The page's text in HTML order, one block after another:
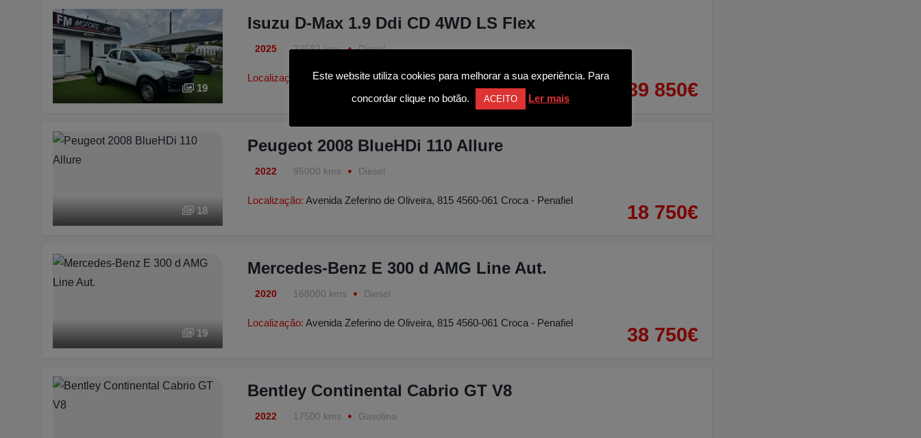
19
Isuzu D-Max 1.9 Ddi CD 4WD LS Flex
2025 23682 kms Diesel
Localização: Avenida Zeferino de Oliveira, 815 4560-061 Croca - Penafiel
39 850€
18
Peugeot 2008 BlueHDi 110 Allure
2022 95000 kms Diesel
Localização: Avenida Zeferino de Oliveira, 815 4560-061 Croca - Penafiel
18 750€
19
Mercedes-Benz E 300 d AMG Line Aut.
2020 168000 kms Diesel
Localização: Avenida Zeferino de Oliveira, 815 4560-061 Croca - Penafiel
38 750€
Bentley Continental Cabrio GT V8
2022 17500 kms Gasolina
Este website utiliza cookies para melhorar a sua experiência. Para
concordar clique no botão.
ACEITO Ler mais